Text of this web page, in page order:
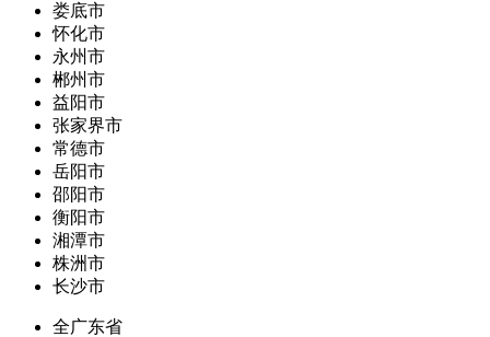
娄底市
怀化市
永州市
郴州市
益阳市
张家界市
常德市
岳阳市
邵阳市
衡阳市
湘潭市
株洲市
长沙市
全广东省